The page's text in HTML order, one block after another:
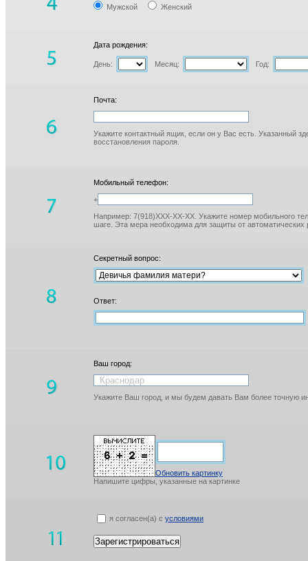
Мужской Женский
Дата рождения:
День: Месяц: Год:
Почта:
Укажите контактный ящик, если он у Вас есть. Указанный
восстановления пароля.
Мобильный телефон:
+
Например: 7(918)XXX-XX-XX. Укажите номер мобильного
шаге. Эта мера необходима для защиты от автоматических
Секретный вопрос:
Ответ:
Ваш город:
Укажите Ваш город, и мы будем давать Вам более точную
Обновить картинку
Напишите цифры, указанные на картинке
я согласен(а) с условиями
Зарегистрироваться